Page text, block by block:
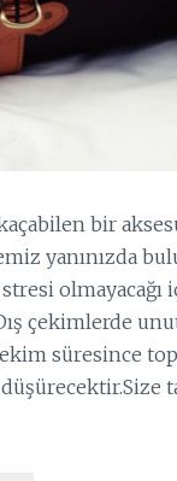
bir
yanınızda
çekimlerde
süresince